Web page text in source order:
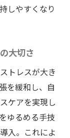
しやすくなり
大切さ
トレスが大き
を緩和し、自
ケアを実現し
ゆるめる手技
入。これによ